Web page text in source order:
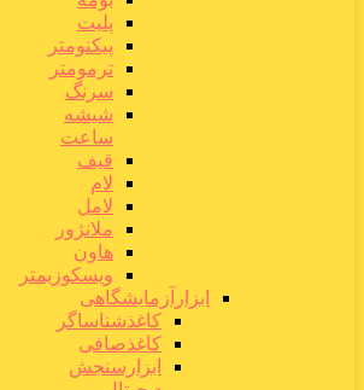
پلیت
پیکنومتر
ترمومتر
سرنگ
شیشه
ساعت
قیف
لام
لامل
ملانژور
هاون
ویسکوزیمتر
ابزارآزمایشگاهی
کاغذشناساگر
کاغذصافی
ابزارسنجش